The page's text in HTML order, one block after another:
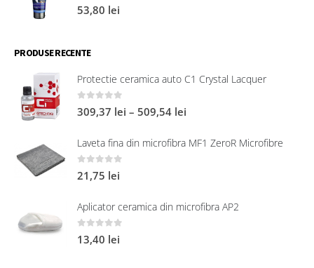
0 out of 5
53,80 lei
PRODUSE RECENTE
Protectie ceramica auto C1 Crystal Lacquer
0 out of 5
309,37 lei – 509,54 lei
Laveta fina din microfibra MF1 ZeroR Microfibre
0 out of 5
21,75 lei
Aplicator ceramica din microfibra AP2
0 out of 5
13,40 lei